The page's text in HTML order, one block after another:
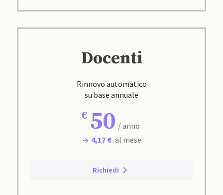
Docenti
Rinnovo automatico
su base annuale
50 / anno
4,17 € al mese
Richiedi